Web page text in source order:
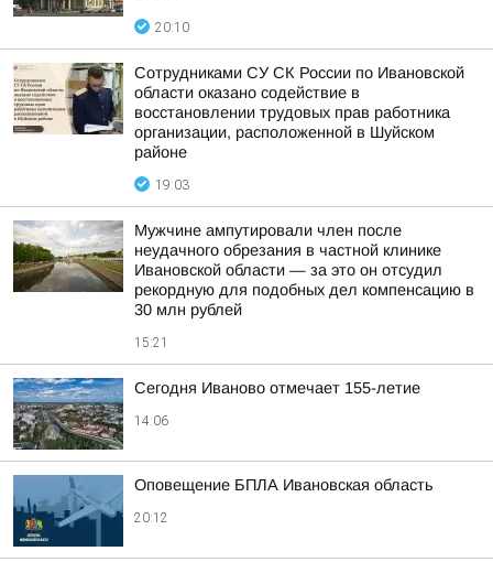
20:10
Сотрудниками СУ СК России по Ивановской
области оказано содействие в
восстановлении трудовых прав работника
организации, расположенной в Шуйском
районе
19:03
Мужчине ампутировали член после
неудачного обрезания в частной клинике
Ивановской области — за это он отсудил
рекордную для подобных дел компенсацию в
30 млн рублей
15:21
Сегодня Иваново отмечает 155-летие
14:06
Оповещение БПЛА Ивановская область
20:12